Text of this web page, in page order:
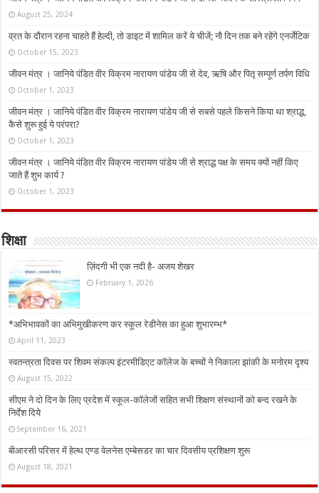
August 25, 2024
व्रत के दौरान रहना चाहते हैं हेल्दी, तो डाइट में शामिल करें ये चीजें; नौ दिन तक बने रहेंगे एनर्जेटिक
October 15, 2023
जीवन मंत्र । जानिये पंडित वीर विक्रम नारायण पांडेय जी से देव, ऋषि और पितृ सम्पूर्ण तर्पण विधि
October 1, 2023
जीवन मंत्र । जानिये पंडित वीर विक्रम नारायण पांडेय जी से सबसे पहले किसने किया था श्राद्ध,
कैसे शुरू हुई ये परंपरा?
October 1, 2023
जीवन मंत्र । जानिये पंडित वीर विक्रम नारायण पांडेय जी से श्राद्ध पक्ष के समय क्यों नहीं किए
जाते हैं शुभ कार्य ?
October 1, 2023
शिक्षा
ज़िंदगी भी एक नदी है- अजय शेखर
February 1, 2026
*अभिभावकों का अभिमुखीकरण कर स्कूल रेडीनेस का हुआ शुभारम्भ*
April 11, 2023
स्वतन्त्रता दिवस पर शिवम संकल्प इंटरमीडिएट कॉलेज के बच्चों ने निकाला झांकी के मनोरम दृश्य
August 15, 2022
सीएम ने दो दिन के लिए प्रदेश में स्कूल-कॉलेजों सहित सभी शिक्षण संस्थानों को बन्द रखने के
निर्देश दिये
September 16, 2021
बीआरसी परिसर में हेल्थ एण्ड वेलनेस एम्बेसडर का चार दिवसीय प्रशिक्षण शुरू
August 18, 2021